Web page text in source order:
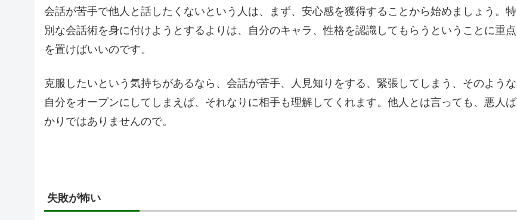
会話が苦手で他人と話したくないという人は、まず、安心感を獲得することから始めましょう。特
別な会話術を身に付けようとするよりは、自分のキャラ、性格を認識してもらうということに重点
を置けばいいのです。
克服したいという気持ちがあるなら、会話が苦手、人見知りをする、緊張してしまう、そのような
自分をオープンにしてしまえば、それなりに相手も理解してくれます。他人とは言っても、悪人ば
かりではありませんので。
失敗が怖い